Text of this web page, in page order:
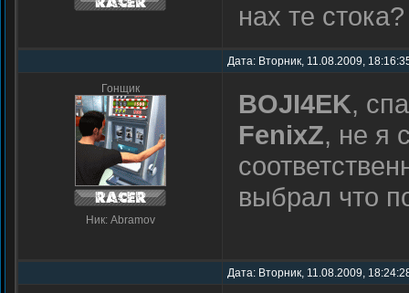
нах те стока?
Дата: Вторник, 11.08.2009,
Гонщик
Ник: Abramov
BOJI4EK,
FenixZ, не я
выбрал что
Дата: Вторник, 11.08.2009,